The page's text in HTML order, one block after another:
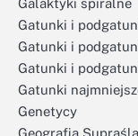
Galaktyki spiralne
Gatunki i
Gatunki i
Gatunki i
Gatunki
Genetycy
Geografia Supraśla